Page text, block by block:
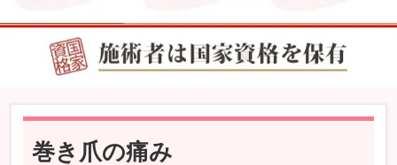
巻き爪の痛み